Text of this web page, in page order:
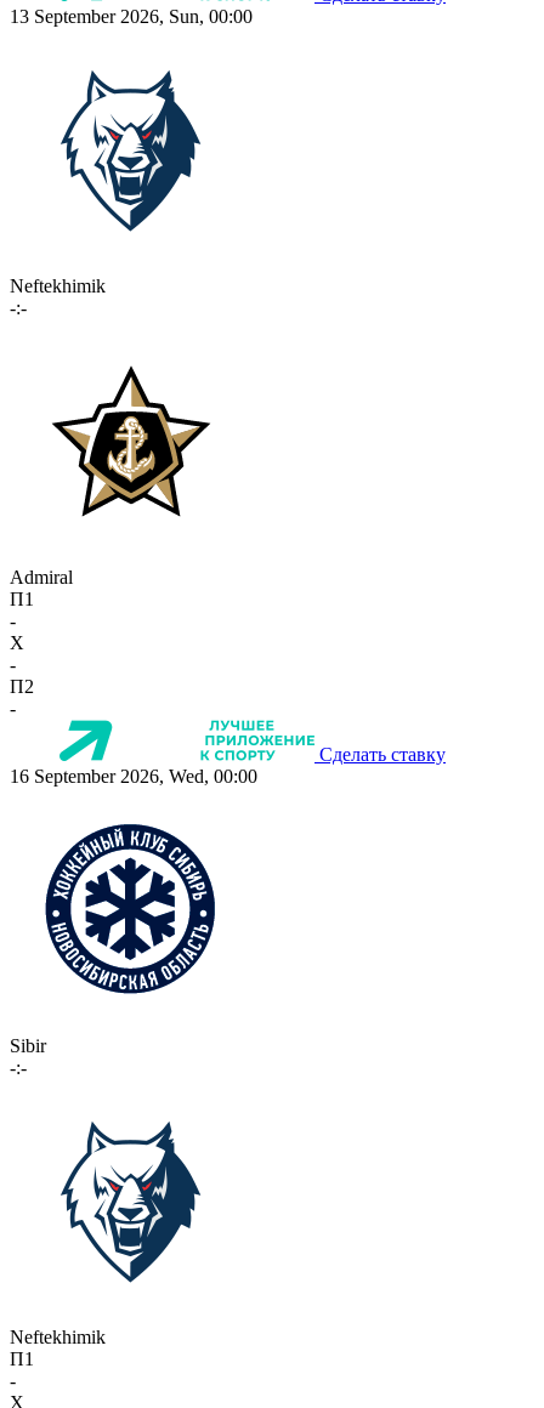
13 September 2026, Sun, 00:00
Neftekhimik
-:-
Admiral
П1
-
X
-
П2
-
Сделать ставку
16 September 2026, Wed, 00:00
Sibir
-:-
Neftekhimik
П1
-
X